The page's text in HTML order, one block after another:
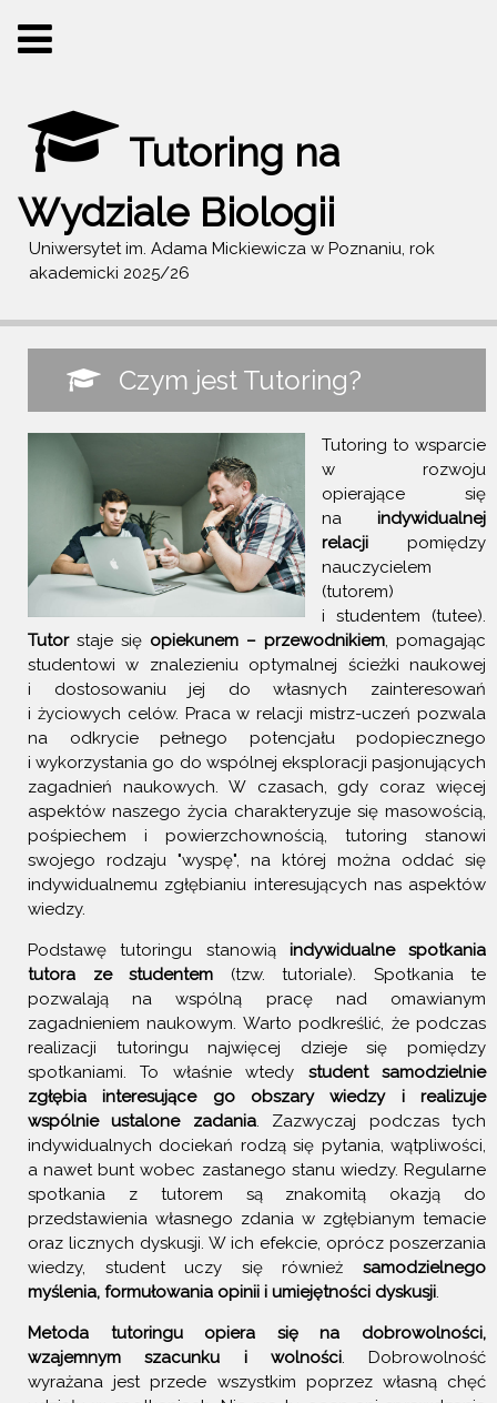
Tutoring na
Wydziale Biologii
Uniwersytet im. Adama Mickiewicza w Poznaniu, rok
akademicki 2025/26
Czym jest Tutoring?
Tutoring to wsparcie
w rozwoju
opierające się
na indywidualnej
relacji pomiędzy
nauczycielem
(tutorem)
i studentem (tutee).
Tutorstaje się opiekunem – przewodnikiem, pomagając
studentowi w znalezieniu optymalnej ścieżki naukowej
i dostosowaniu jej do własnych zainteresowań
i życiowych celów. Praca w relacji mistrz-uczeń pozwala
na odkrycie pełnego potencjału podopiecznego
i wykorzystania go do wspólnej eksploracji pasjonujących
zagadnień naukowych. W czasach, gdy coraz więcej
aspektów naszego życia charakteryzuje się masowością,
pośpiechem i powierzchownością, tutoring stanowi
swojego rodzaju "wyspę", na której można oddać się
indywidualnemu zgłębianiu interesujących nas aspektów
wiedzy.
Podstawę tutoringu stanowią indywidualne spotkania
tutora ze studentem (tzw. tutoriale). Spotkania te
pozwalają na wspólną pracę nad omawianym
zagadnieniem naukowym. Warto podkreślić, że podczas
realizacji tutoringu najwięcej dzieje się pomiędzy
spotkaniami. To właśnie wtedy student samodzielnie
zgłębia interesujące go obszary wiedzy i realizuje
wspólnie ustalone zadania. Zazwyczaj podczas tych
indywidualnych dociekań rodzą się pytania, wątpliwości,
a nawet bunt wobec zastanego stanu wiedzy. Regularne
spotkania z tutorem są znakomitą okazją do
przedstawienia własnego zdania w zgłębianym temacie
oraz licznych dyskusji. W ich efekcie, oprócz poszerzania
wiedzy, student uczy się również samodzielnego
myślenia, formułowania opinii i umiejętności dyskusji.
Metoda tutoringu opiera się na dobrowolności,
wzajemnym szacunku i wolności. Dobrowolność
wyrażana jest przede wszystkim poprzez własną chęć